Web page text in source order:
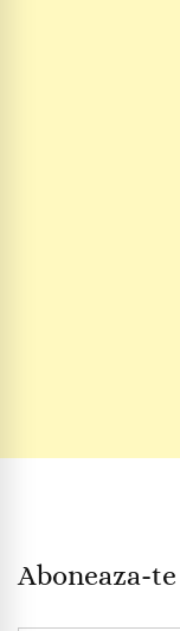
Aboneaza-